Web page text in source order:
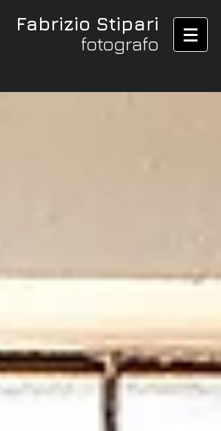
Fabrizio Stipari
fotografo